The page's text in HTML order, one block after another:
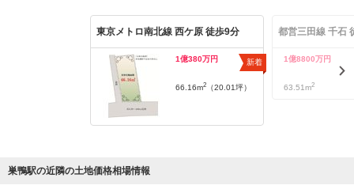
東京メトロ南北線 西ケ原 徒歩9分
1億380万円
66.16m2 （20.01坪）
新着
都営三田線 千石
1億8800万円
63.51m2
巣鴨駅の近隣の土地価格相場情報